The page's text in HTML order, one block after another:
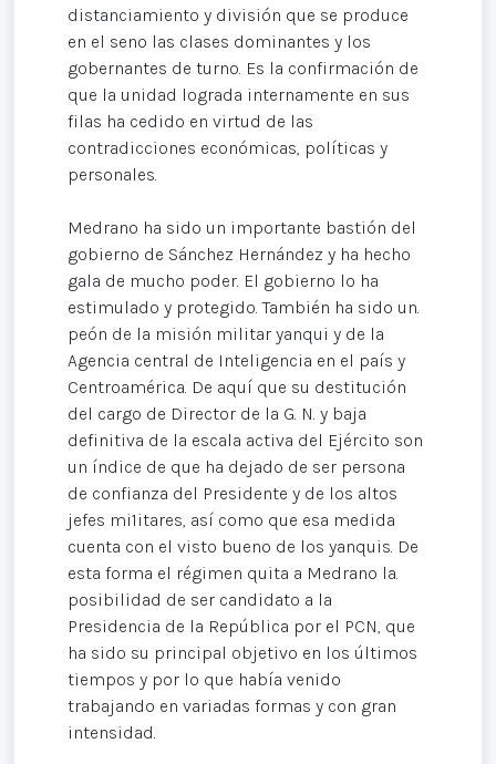
distanciamiento y división que se produce
en el seno las clases dominantes y los
gobernantes de turno. Es la confirmación de
que la unidad lograda internamente en sus
filas ha cedido en virtud de las
contradicciones económicas, políticas y
personales.
Medrano ha sido un importante bastión del
gobierno de Sánchez Hernández y ha hecho
gala de mucho poder. El gobierno lo ha
estimulado y protegido. También ha sido un.
peón de la misión militar yanqui y de la
Agencia central de Inteligencia en el país y
Centroamérica. De aquí que su destitución
del cargo de Director de la G. N. y baja
definitiva de la escala activa del Ejército son
un índice de que ha dejado de ser persona
de confianza del Presidente y de los altos
jefes mi1itares, así como que esa medida
cuenta con el visto bueno de los yanquis. De
esta forma el régimen quita a Medrano la.
posibilidad de ser candidato a la
Presidencia de la República por el PCN, que
ha sido su principal objetivo en los últimos
tiempos y por lo que había venido
trabajando en variadas formas y con gran
intensidad.